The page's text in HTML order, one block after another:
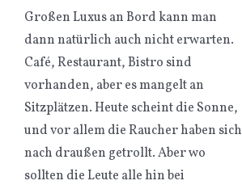
Großen Luxus an Bord kann man
dann natürlich auch nicht erwarten.
Café, Restaurant, Bistro sind
vorhanden, aber es mangelt an
Sitzplätzen. Heute scheint die Sonne,
und vor allem die Raucher haben sich
nach draußen getrollt. Aber wo
sollten die Leute alle hin bei